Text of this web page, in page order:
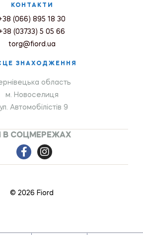
КОНТАКТИ
(066) 895 18 30
(03733) 5 05 66
torg@fiord.ua
ЗНАХОДЖЕННЯ
область
м. Новоселиця
Автомобілістів 9
В СОЦМЕРЕЖАХ
© 2026 Fiord